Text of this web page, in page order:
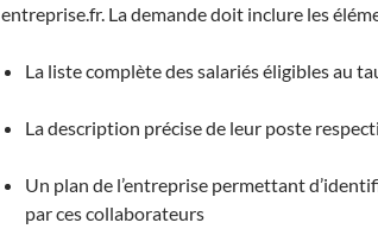
entreprise.fr. La demande doit inclure les
La liste complète des salariés éligibles au
La description précise de leur poste
Un plan de l’entreprise permettant
par ces collaborateurs​